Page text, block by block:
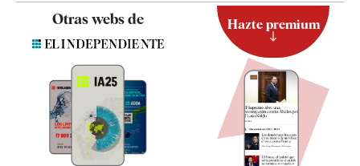
Contacto
Quiénes somos
Especificaciones
Otras webs de Hazte premium